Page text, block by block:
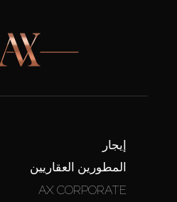
إيجار
المطورين العقاريين
AX CORPORATE